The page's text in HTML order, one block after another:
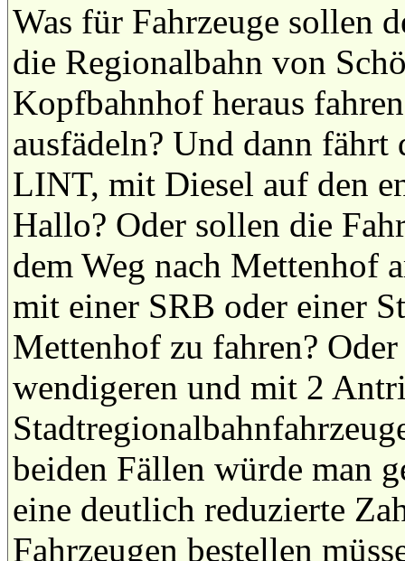
Was für Fahrzeuge sollen
die Regionalbahn von
Kopfbahnhof heraus
ausfädeln? Und dann
LINT, mit Diesel auf den
Hallo? Oder sollen die
dem Weg nach Mettenhof
mit einer SRB oder einer
Mettenhof zu fahren?
wendigeren und mit 2
beiden Fällen würde man
eine deutlich reduzierte
Fahrzeugen bestellen